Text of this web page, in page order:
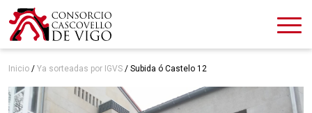
Inicio / Ya sorteadas por IGVS / Subida ó Castelo 12